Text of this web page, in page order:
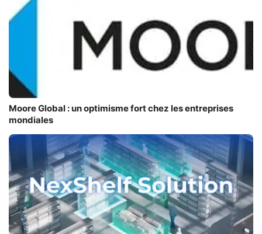
Moore Global : un optimisme fort chez les entreprises
mondiales